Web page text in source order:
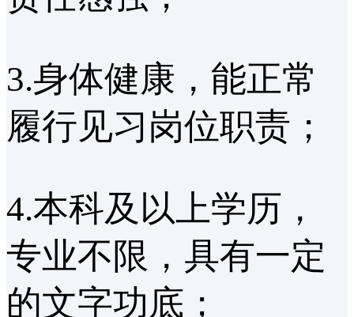
3.身体健康，能正常
履行见习岗位职责；
4.本科及以上学历，
专业不限，具有一定
的文字功底；